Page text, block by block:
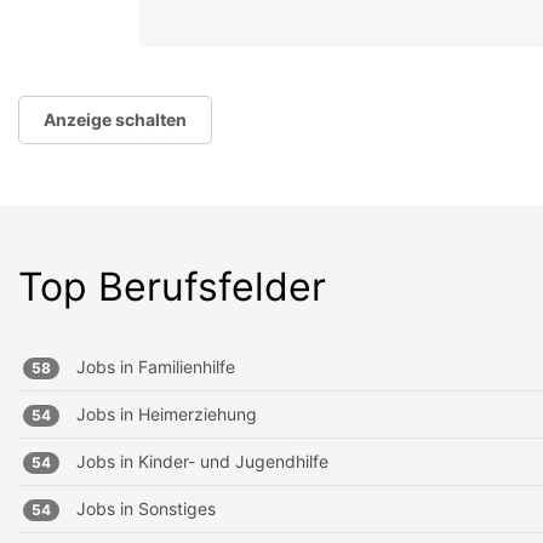
Anzeige schalten
Top Berufsfelder
58 Jobs in Familienhilfe
54 Jobs in Heimerziehung
54 Jobs in Kinder- und Jugendhilfe
54 Jobs in Sonstiges